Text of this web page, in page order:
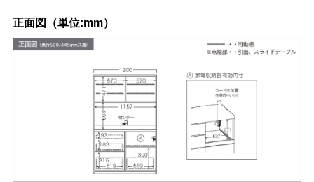
正面図（単位:mm）